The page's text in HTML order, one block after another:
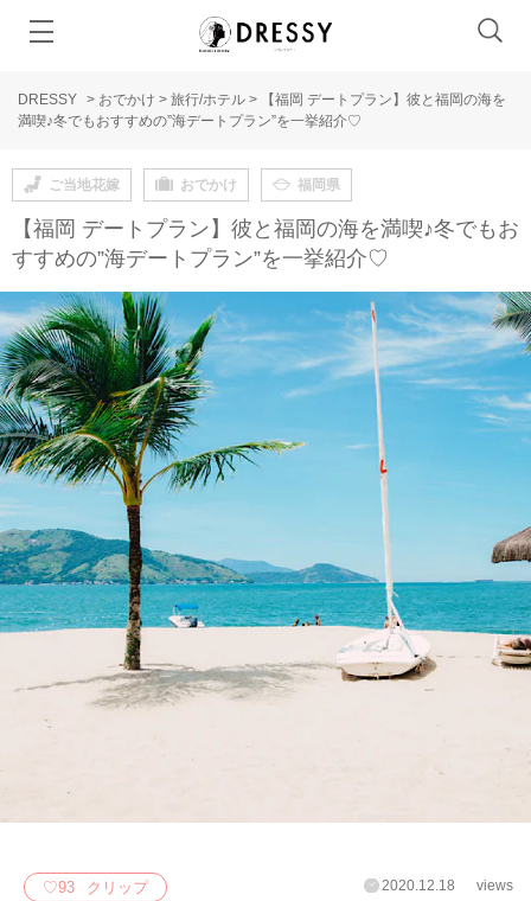
DRESSY > おでかけ > 旅行/ホテル >
【福岡 デートプラン】彼と福岡の海を
満喫♪冬でもおすすめの”海デートプラン”を一挙紹介♡
ご当地花嫁 おでかけ 福岡県
【福岡 デートプラン】彼と福岡の海を満喫♪冬でもお
すすめの”海デートプラン”を一挙紹介♡
♡93 クリップ 2020.12.18 views